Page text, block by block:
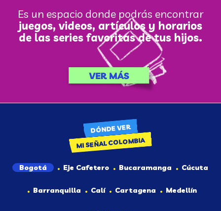
Es un espacio donde podrás encontrar
juegos, videos, artículos y horarios
de las series favoritas de tus hijos.
DÓNDE VER
MI SEÑAL COLOMBIA
Bogotá Eje Cafetero Bucaramanga Cúcuta
Barranquilla Calí Cartagena Medellín